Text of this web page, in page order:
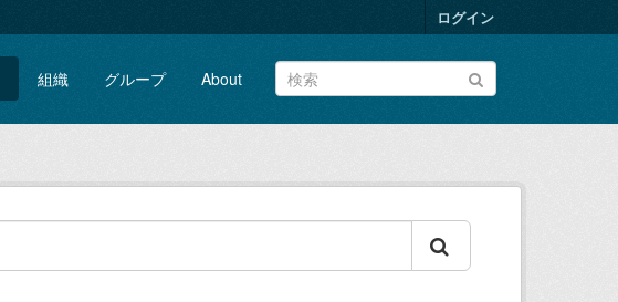
ログイン
組織 グループ About